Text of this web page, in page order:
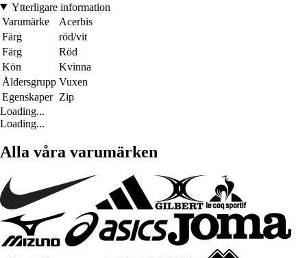
Ytterligare information
Varumärke
Acerbis
Färg
röd/vit
Färg
Röd
Kön
Kvinna
Åldersgrupp Vuxen
Egenskaper Zip
Loading...
Loading...
Alla våra varumärken